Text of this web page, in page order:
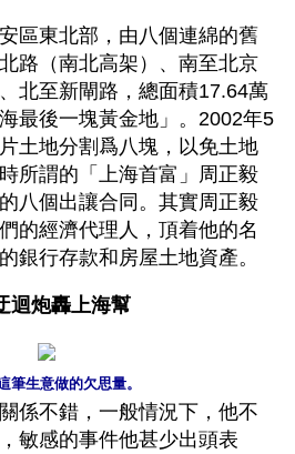
區東北部，由八個連綿的舊
路（南北高架）、南至北京
北至新閘路，總面積17.64萬
最後一塊黃金地」。2002年5
土地分割爲八塊，以免土地
所謂的「上海首富」周正毅
八個出讓合同。其實周正毅
的經濟代理人，頂着他的名
銀行存款和房屋土地資產。
迴炮轟上海幫
筆生意做的欠思量。
係不錯，一般情況下，他不
敏感的事件他甚少出頭表